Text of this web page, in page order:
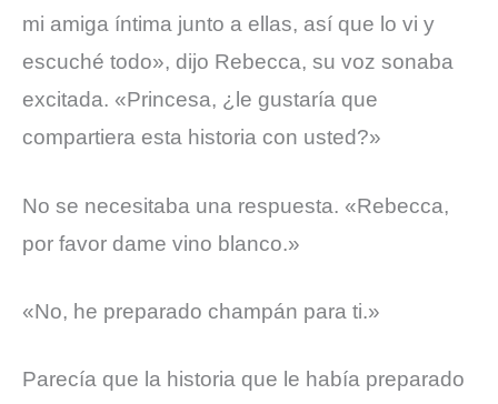
mi amiga íntima junto a ellas, así que lo vi y
escuché todo», dijo Rebecca, su voz sonaba
excitada. «Princesa, ¿le gustaría que
compartiera esta historia con usted?»
No se necesitaba una respuesta. «Rebecca,
por favor dame vino blanco.»
«No, he preparado champán para ti.»
Parecía que la historia que le había preparado